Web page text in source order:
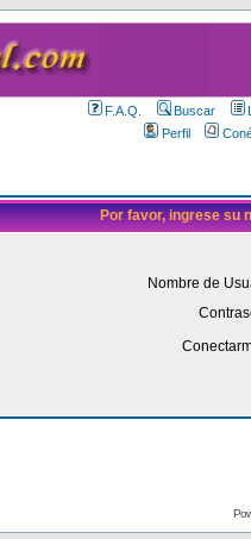
F.A.Q. Buscar
Perfil
Por favor, ingrese su
Nombre de